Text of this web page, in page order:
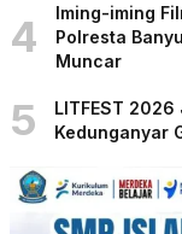
4
Iming-iming
Polresta
Muncar
5
LITFEST
Kedunganyar